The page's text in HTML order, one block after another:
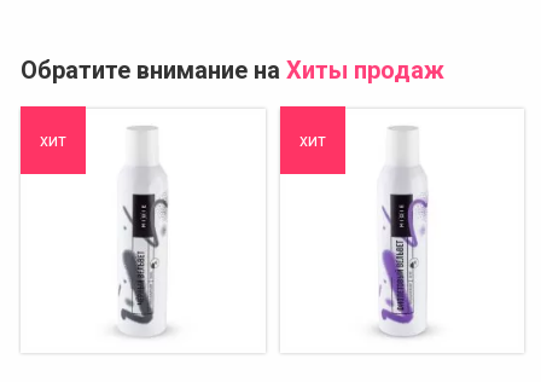
Обратите внимание на Хиты продаж
хит хит